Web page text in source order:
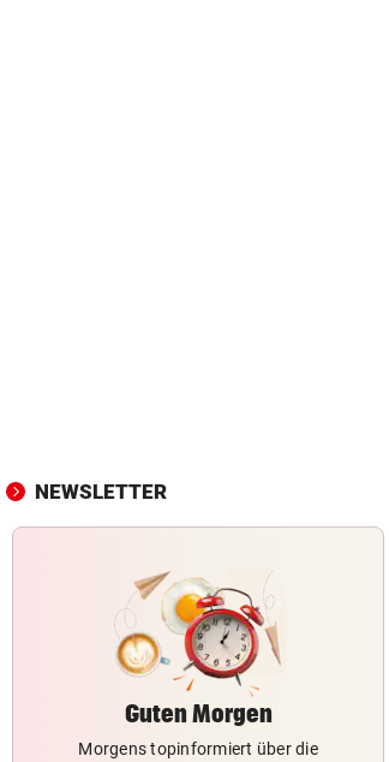
NEWSLETTER
Guten Morgen
Morgens topinformiert über die